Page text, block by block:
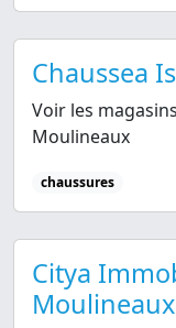
Chaussea
Voir les
Moulineaux
chaussures
Citya
Moulineaux